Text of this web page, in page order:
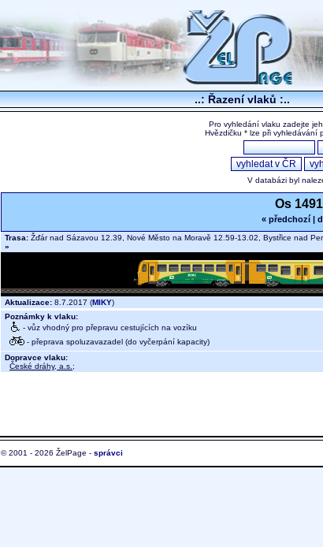
..: Řazení vlaků :..
Pro vyhledání vlaku zadejte
Hvězdičku * lze při vyhledávání
V databázi byl
Os
« předchozí|
Trasa: Žďár nad Sázavou 12.39, Nové Město na Moravě 12.59-13.02, Bystřice nad
»
Aktualizace: 8.7.2017 (MIKY)
Poznámky k vlaku:
- vůz vhodný pro přepravu cestujících na vozíku
- přeprava spoluzavazadel (do vyčerpání kapacity)
Dopravce vlaku:
České dráhy, a.s. ;
© 2001 - 2026 ŽelPage - správci